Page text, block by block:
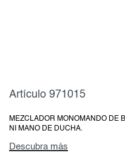
Artículo 971015
MEZCLADOR MONOMANDO DE
NI MANO DE DUCHA.
Descubra más